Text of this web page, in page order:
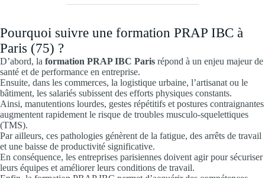
Pourquoi suivre une formation PRAP IBC à
Paris (75) ?
D’abord, la formation PRAP IBC Paris répond à un enjeu majeur de
santé et de performance en entreprise.
Ensuite, dans les commerces, la logistique urbaine, l’artisanat ou le
bâtiment, les salariés subissent des efforts physiques constants.
Ainsi, manutentions lourdes, gestes répétitifs et postures contraignantes
augmentent rapidement le risque de troubles musculo-squelettiques
(TMS).
Par ailleurs, ces pathologies génèrent de la fatigue, des arrêts de travail
et une baisse de productivité significative.
En conséquence, les entreprises parisiennes doivent agir pour sécuriser
leurs équipes et améliorer leurs conditions de travail.